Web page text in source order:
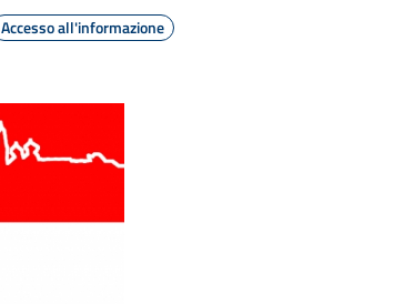
Accesso all'informazione